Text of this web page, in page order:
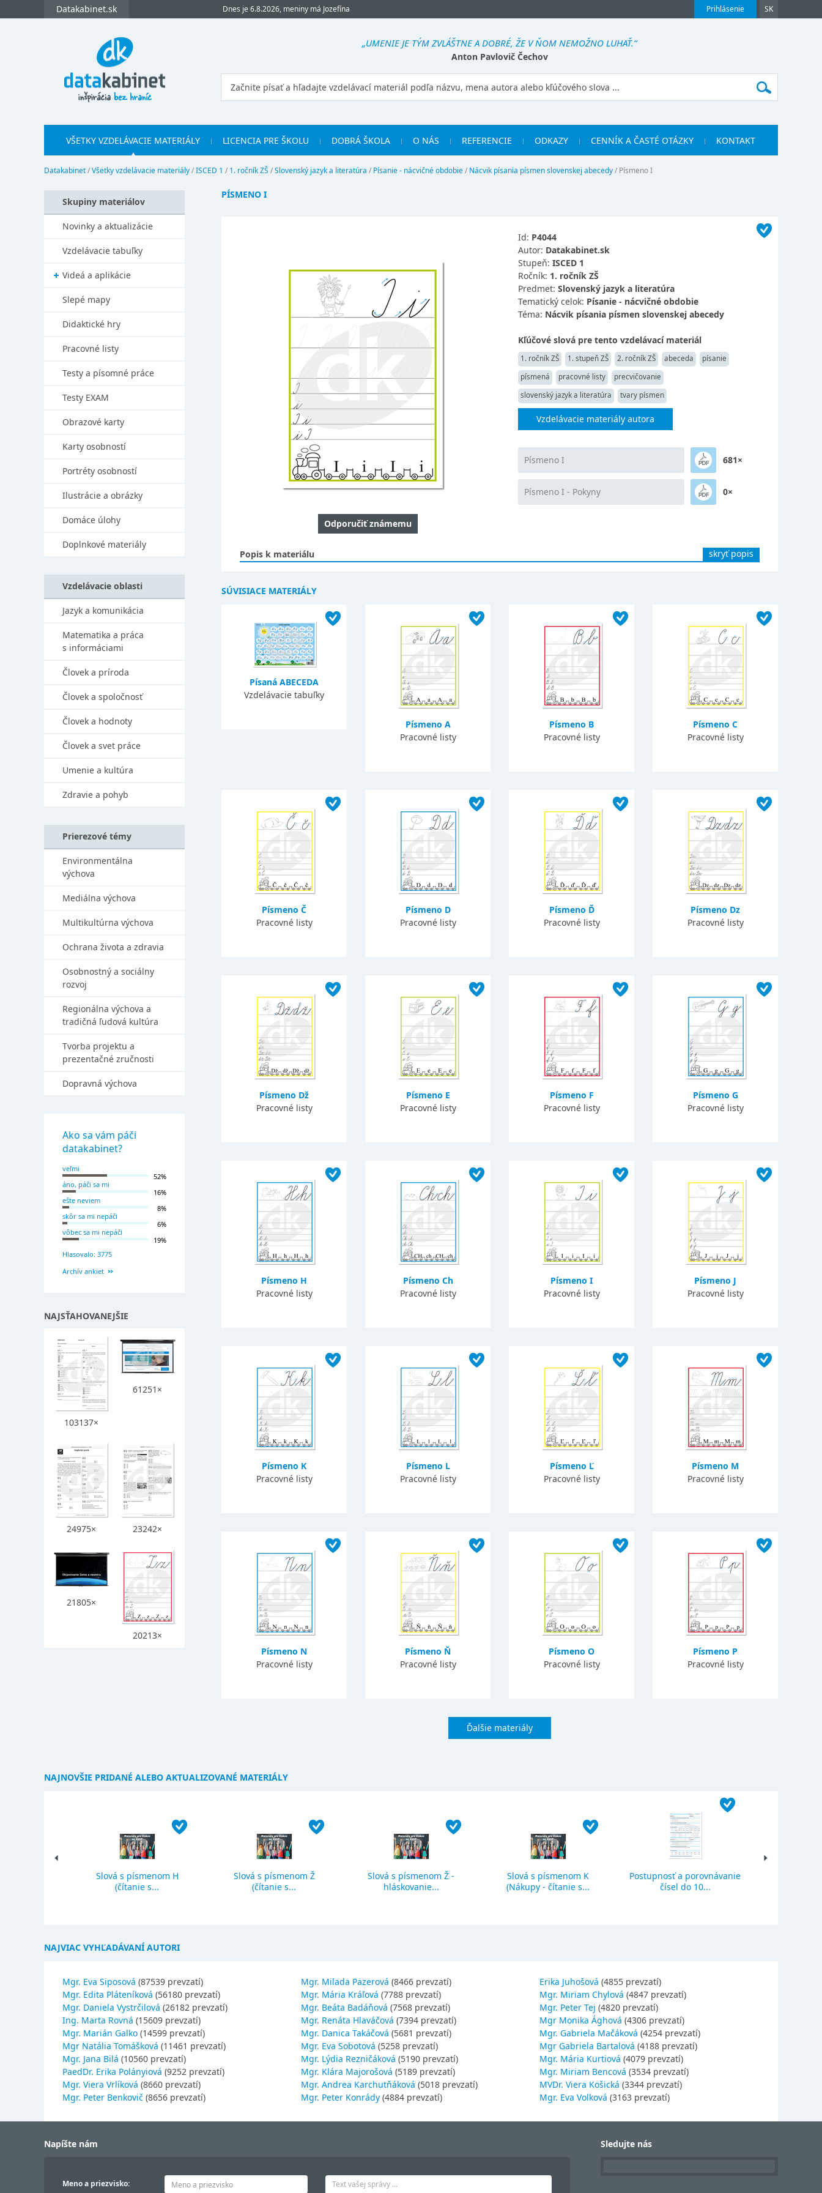
Prihlásenie SK
Datakabinet.sk Dnes je 6.8.2026, meniny má Jozefína
„UMENIE JE TÝM ZVLÁŠTNE A DOBRÉ, ŽE V ŇOM NEMOŽNO LUHAŤ.“
Anton Pavlovič Čechov
VŠETKY VZDELÁVACIE MATERIÁLY LICENCIA PRE ŠKOLU DOBRÁ ŠKOLA O NÁS REFERENCIE ODKAZY CENNÍK A ČASTÉ OTÁZKY KONTAKT
Datakabinet/Všetky vzdelávacie materiály/ISCED 1 / 1. ročník ZŠ /Slovenský jazyk a literatúra / Písanie - nácvičné obdobie/ Nácvik písania písmen slovenskej abecedy/ Písmeno I
PÍSMENO I
Odporučiť známemu
Id: P4044
Autor: Datakabinet.sk
Stupeň: ISCED 1
Ročník: 1. ročník ZŠ
Predmet: Slovenský jazyk a literatúra
Tematický celok: Písanie - nácvičné obdobie
Téma: Nácvik písania písmen slovenskej abecedy
Kľúčové slová pre tento vzdelávací materiál
1. ročník ZŠ 1. stupeň ZŠ 2. ročník ZŠ abeceda
písanie
písmená
pracovné listy
precvičovanie
slovenský jazyk a literatúra
tvary písmen
Vzdelávacie materiály autora
Písmeno I 681×
Písmeno I - Pokyny 0×
Popis k materiálu skryť popis
SÚVISIACE MATERIÁLY
Písaná ABECEDA
Vzdelávacie tabuľky
Písmeno A
Pracovné listy
Písmeno B
Pracovné listy
Písmeno C
Pracovné listy
Písmeno Č
Pracovné listy
Písmeno D
Pracovné listy
Písmeno Ď
Pracovné listy
Písmeno Dz
Pracovné listy
Písmeno Dž
Pracovné listy
Písmeno E
Pracovné listy
Písmeno F
Pracovné listy
Písmeno G
Pracovné listy
Písmeno H
Pracovné listy
Písmeno Ch
Pracovné listy
Písmeno I
Pracovné listy
Písmeno J
Pracovné listy
Písmeno K
Pracovné listy
Písmeno L
Pracovné listy
Písmeno Ľ
Pracovné listy
Písmeno M
Pracovné listy
Písmeno N
Pracovné listy
Písmeno Ň
Pracovné listy
Písmeno O
Pracovné listy
Písmeno P
Pracovné listy
Ďalšie materiály
Skupiny materiálov
Novinky a aktualizácie
Vzdelávacie tabuľky
Videá a aplikácie
Slepé mapy
Didaktické hry
Pracovné listy
Testy a písomné práce
Testy EXAM
Obrazové karty
Karty osobností
Portréty osobností
Ilustrácie a obrázky
Domáce úlohy
Doplnkové materiály
Vzdelávacie oblasti
Jazyk a komunikácia
Matematika a práca
s informáciami
Človek a príroda
Človek a spoločnosť
Človek a hodnoty
Človek a svet práce
Umenie a kultúra
Zdravie a pohyb
Prierezové témy
Environmentálna
výchova
Mediálna výchova
Multikultúrna výchova
Ochrana života a zdravia
Osobnostný a sociálny
rozvoj
Regionálna výchova a
tradičná ľudová kultúra
Tvorba projektu a
prezentačné zručnosti
Dopravná výchova
Ako sa vám páči
datakabinet?
veľmi
52%
áno, páči sa mi
16%
ešte neviem
8%
skôr sa mi nepáči
6%
vôbec sa mi nepáči
19%
Hlasovalo: 3775
Archív ankiet
NAJSŤAHOVANEJŠIE
103137×
61251×
24975× 23242×
21805×
20213×
NAJNOVŠIE PRIDANÉ ALEBO AKTUALIZOVANÉ MATERIÁLY
Slová s písmenom H
(čítanie s...
Slová s písmenom Ž
(čítanie s...
Slová s písmenom Ž -
hláskovanie...
Slová s písmenom K
(Nákupy - čítanie s...
Postupnosť a porovnávanie
čísel do 10...
NAJVIAC VYHĽADÁVANÍ AUTORI
Mgr. Eva Siposová (87539 prevzatí)
Mgr. Edita Pláteníková (56180 prevzatí)
Mgr. Daniela Vystrčilová (26182 prevzatí)
Ing. Marta Rovná (15609 prevzatí)
Mgr. Marián Galko (14599 prevzatí)
Mgr Natália Tomášková (11461 prevzatí)
Mgr. Jana Bilá (10560 prevzatí)
PaedDr. Erika Polányiová (9252 prevzatí)
Mgr. Viera Vrlíková (8660 prevzatí)
Mgr. Peter Benkovič (8656 prevzatí)
Mgr. Milada Pazerová (8466 prevzatí)
Mgr. Mária Kráľová (7788 prevzatí)
Mgr. Beáta Badáňová (7568 prevzatí)
Mgr. Renáta Hlaváčová (7394 prevzatí)
Mgr. Danica Takáčová (5681 prevzatí)
Mgr. Eva Sobotová (5258 prevzatí)
Mgr. Lýdia Rezničáková (5190 prevzatí)
Mgr. Klára Majorošová (5189 prevzatí)
Mgr. Andrea Karchutňáková (5018 prevzatí)
Mgr. Peter Konrády (4884 prevzatí)
Erika Juhošová (4855 prevzatí)
Mgr. Miriam Chylová (4847 prevzatí)
Mgr. Peter Tej (4820 prevzatí)
Mgr Monika Ághová (4306 prevzatí)
Mgr. Gabriela Mačáková (4254 prevzatí)
Mgr Gabriela Bartalová (4188 prevzatí)
Mgr. Mária Kurtiová (4079 prevzatí)
Mgr. Miriam Bencová (3534 prevzatí)
MVDr. Viera Košická (3344 prevzatí)
Mgr. Eva Volková (3163 prevzatí)
Napíšte nám
Meno a priezvisko:
Sledujte nás